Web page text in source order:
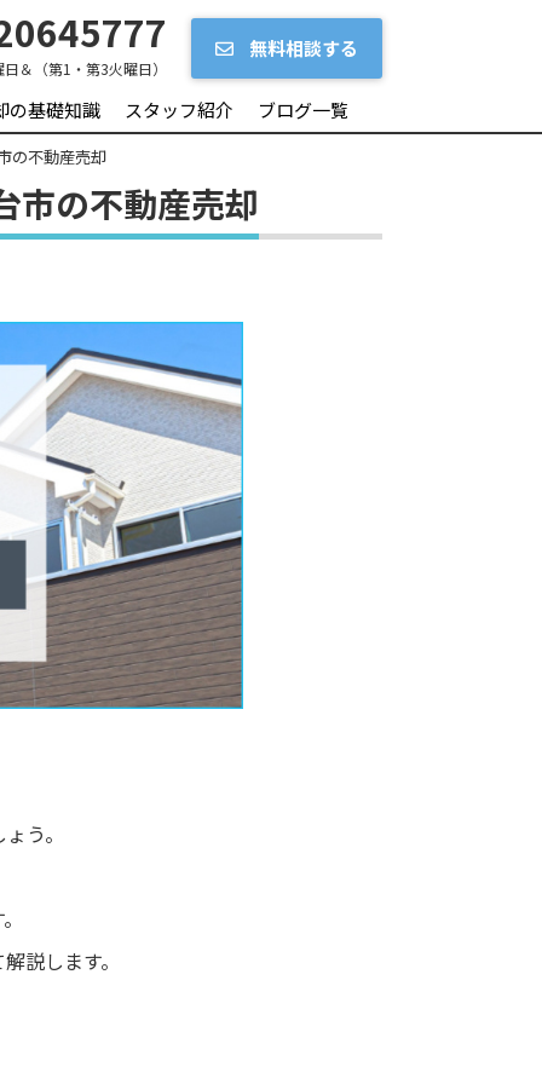
＆（第1・第3火曜日）
無料相談する
の基礎知識 スタッフ紹介 ブログ一覧
の不動産売却
市の不動産売却
う。
説します。